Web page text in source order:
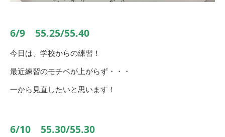
6/9 55.25/55.40
今日は、学校からの練習！
最近練習のモチベが上がらず・・・
一から見直したいと思います！
6/10 55.30/55.30